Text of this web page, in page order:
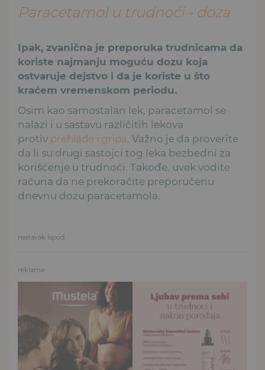
Paracetamol u trudnoći - doza
Ipak, zvanična je preporuka trudnicama da
koriste najmanju moguću dozu koja
ostvaruje dejstvo i da je koriste u što
kraćem vremenskom periodu.
Osim kao samostalan lek, paracetamol se
nalazi i u sastavu različitih lekova
protiv prehlade i gripa. Važno je da proverite
da li su drugi sastojci tog leka bezbedni za
korišćenje u trudnoći. Takođe, uvek vodite
računa da ne prekoračite preporučenu
dnevnu dozu paracetamola.
nastavak ispod
reklama